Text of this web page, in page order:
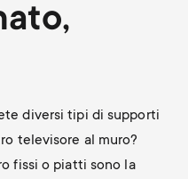
diversi tipi di supporti
televisore al muro?
fissi o piatti sono la